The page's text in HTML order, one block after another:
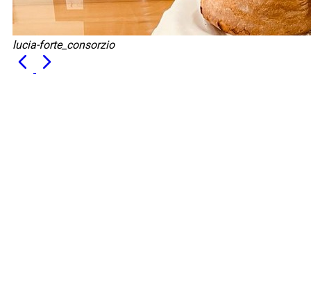
lucia-forte_consorzio